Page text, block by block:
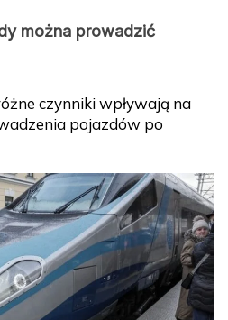
można prowadzić
czynniki wpływają na
pojazdów po